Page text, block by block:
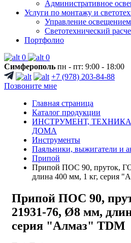
Административное
Услуги по монтажу и
Управление освещением
Светотехнический
Портфолио
0
0
Симферополь пн - пт: 9:00 - 18:00
+7 (978) 203-84-88
Позвоните мне
Главная страница
Каталог продукции
ИНСТРУМЕНТ,
ДОМА
Инструменты
Паяльники, выжигатели и
Припой
Припой ПОС 90, пруток,
длина 400 мм, 1 кг, серия
Припой ПОС 90,
21931-76, Ø8 мм,
серия "Алмаз" TDM